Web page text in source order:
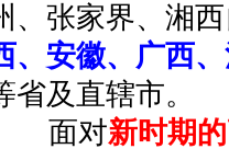
、张家界、湘
、安徽、广西
省及直辖市。
面对新时期